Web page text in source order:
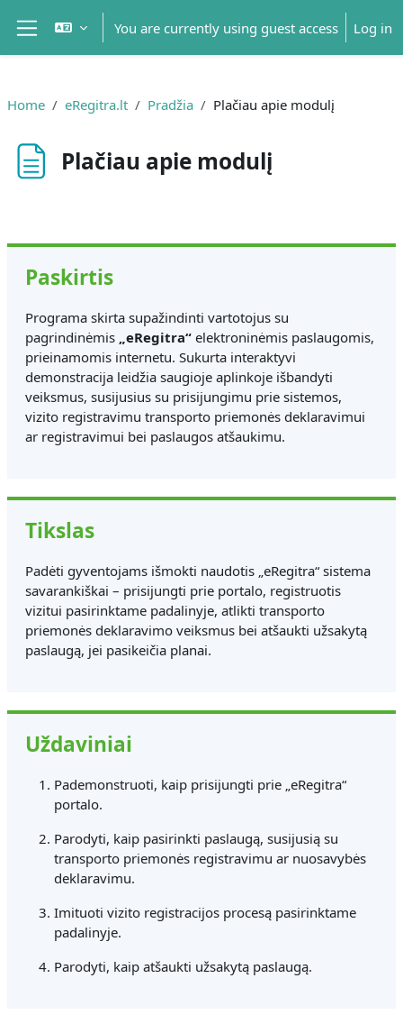
Skip to main content
Side panel
You are currently using guest access Log in
Home eRegitra.lt Pradžia Plačiau apie modulį
Plačiau apie modulį
Paskirtis
Programa skirta supažindinti vartotojus su
pagrindinėmis „eRegitra“ elektroninėmis paslaugomis,
prieinamomis internetu. Sukurta interaktyvi
demonstracija leidžia saugioje aplinkoje išbandyti
veiksmus, susijusius su prisijungimu prie sistemos,
vizito registravimu transporto priemonės deklaravimui
ar registravimui bei paslaugos atšaukimu.
Tikslas
Padėti gyventojams išmokti naudotis „eRegitra“ sistema
savarankiškai – prisijungti prie portalo, registruotis
vizitui pasirinktame padalinyje, atlikti transporto
priemonės deklaravimo veiksmus bei atšaukti užsakytą
paslaugą, jei pasikeičia planai.
Uždaviniai
Pademonstruoti, kaip prisijungti prie „eRegitra“
portalo.
Parodyti, kaip pasirinkti paslaugą, susijusią su
transporto priemonės registravimu ar nuosavybės
deklaravimu.
Imituoti vizito registracijos procesą pasirinktame
padalinyje.
Parodyti, kaip atšaukti užsakytą paslaugą.